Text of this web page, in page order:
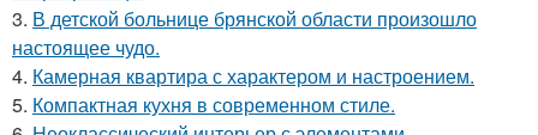
3. В детской больнице брянской области произошло
настоящее чудо.
4. Камерная квартира с характером и настроением.
5. Компактная кухня в современном стиле.